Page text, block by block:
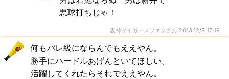
悪球打ちじゃ！
阪神タイガースファンさん 2013,12/8 17:19
何もバレ級にならんでもええやん。
勝手にハードルあげんといてほしい。
活躍してくれたらそれでええやん。